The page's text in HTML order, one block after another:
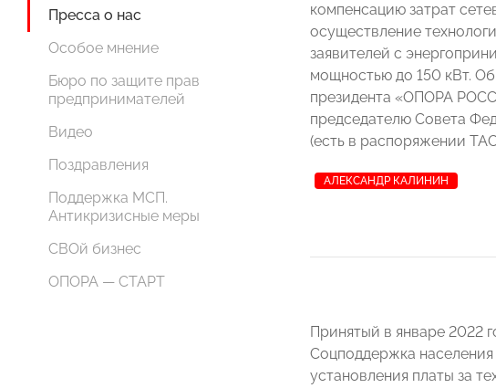
Пресса о нас
Особое мнение
Бюро по защите прав
предпринимателей
Видео
Поздравления
Поддержка МСП.
Антикризисные меры
СВОй бизнес
ОПОРА — СТАРТ
компенсацию затрат
осуществление
заявителей с
мощностью до 150 кВт.
президента «ОПОРА
председателю Совета
(есть в распоряжении
АЛЕКСАНДР КАЛИНИН
Принятый в январе 2022
Соцподдержка
установления платы за